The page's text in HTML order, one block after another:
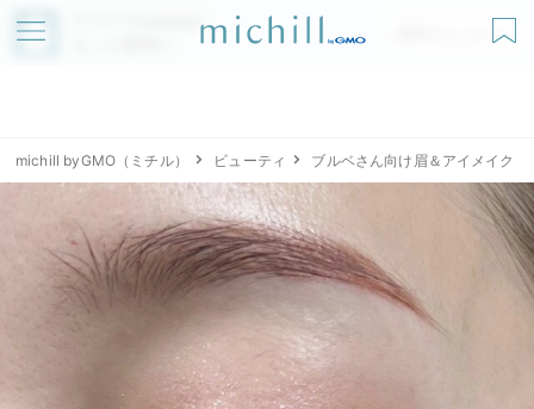
アプリでmichillが
無料ダウンロード
michill byGMO（ミチル） ビューティ ブルベさん向け眉＆アイメイク